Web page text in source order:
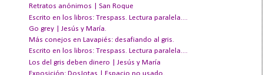
Retratos anónimos | San Roque
Escrito en los libros: Trespass. Lectura paralela....
Go grey | Jesús y María.
Más conejos en Lavapiés: desafiando al gris.
Escrito en los libros: Trespass. Lectura paralela....
Los del gris deben dinero | Jesús y María
Exposición: DosJotas | Espacio no usado.